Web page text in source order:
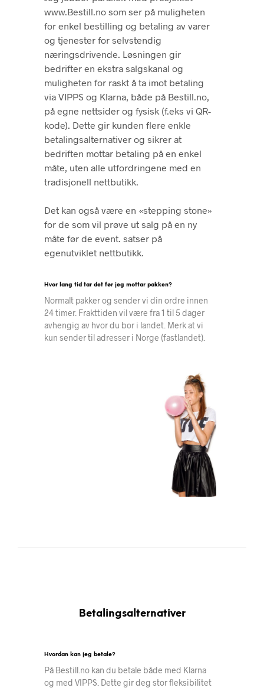
www.Bestill.no som ser på muligheten
for enkel bestilling og betaling av varer
og tjenester for selvstendig
næringsdrivende. Løsningen gir
bedrifter en ekstra salgskanal og
muligheten for raskt å ta imot betaling
via VIPPS og Klarna, både på Bestill.no,
på egne nettsider og fysisk (f.eks vi QR-
kode). Dette gir kunden flere enkle
betalingsalternativer og sikrer at
bedriften mottar betaling på en enkel
måte, uten alle utfordringene med en
tradisjonell nettbutikk.
Det kan også være en «stepping stone»
for de som vil prøve ut salg på en ny
måte før de event. satser på
egenutviklet nettbutikk.
Hvor lang tid tar det før jeg mottar pakken?
Normalt pakker og sender vi din ordre innen
24 timer. Frakttiden vil være fra 1 til 5 dager
avhengig av hvor du bor i landet. Merk at vi
kun sender til adresser i Norge (fastlandet).
Betalingsalternativer
Hvordan kan jeg betale?
På Bestill.no kan du betale både med Klarna
og med VIPPS. Dette gir deg stor fleksibilitet